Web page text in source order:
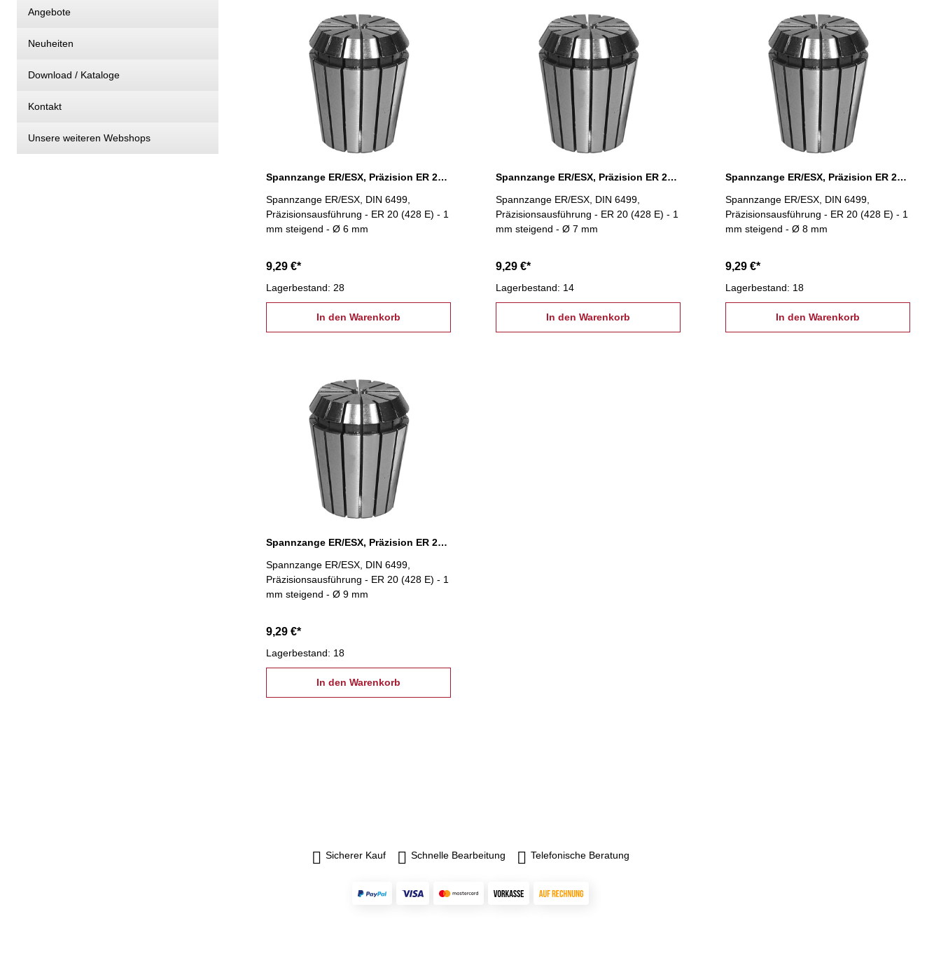
Angebote
Neuheiten
Download / Kataloge
Kontakt
Unsere weiteren Webshops
Spannzange ER/ESX, Präzision ER 20 Ø 6 mm
Spannzange ER/ESX, DIN 6499,
Präzisionsausführung - ER 20 (428 E) - 1
mm steigend - Ø 6 mm
9,29 €*
Lagerbestand: 28
In den Warenkorb
Spannzange ER/ESX, Präzision ER 20 Ø 7 mm
Spannzange ER/ESX, DIN 6499,
Präzisionsausführung - ER 20 (428 E) - 1
mm steigend - Ø 7 mm
9,29 €*
Lagerbestand: 14
In den Warenkorb
Spannzange ER/ESX, Präzision ER 20 Ø 8 mm
Spannzange ER/ESX, DIN 6499,
Präzisionsausführung - ER 20 (428 E) - 1
mm steigend - Ø 8 mm
9,29 €*
Lagerbestand: 18
In den Warenkorb
Spannzange ER/ESX, Präzision ER 20 Ø 9 mm
Spannzange ER/ESX, DIN 6499,
Präzisionsausführung - ER 20 (428 E) - 1
mm steigend - Ø 9 mm
9,29 €*
Lagerbestand: 18
In den Warenkorb
Sicherer Kauf Schnelle Bearbeitung Telefonische Beratung